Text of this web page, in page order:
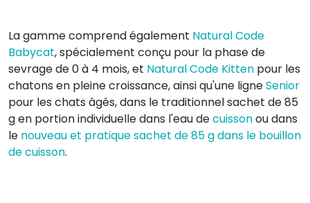
La gamme comprend également Natural Code
Babycat, spécialement conçu pour la phase de
sevrage de 0 à 4 mois, et Natural Code Kitten pour les
chatons en pleine croissance, ainsi qu'une ligneSenior
pour les chats âgés, dans le traditionnel sachet de 85
g en portion individuelle dans l'eau decuissonou dans
le nouveau et pratique sachet de 85 g dans le bouillon
de cuisson.